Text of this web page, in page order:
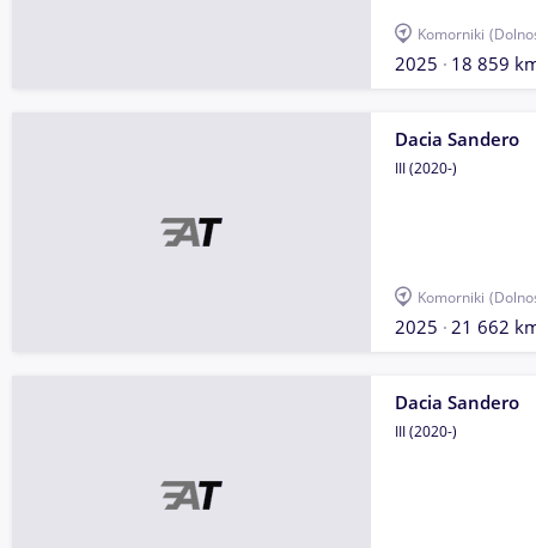
Komorniki
2025 18 859
Dacia Sandero
III (2020-)
Komorniki
2025 21 662
Dacia Sandero
III (2020-)